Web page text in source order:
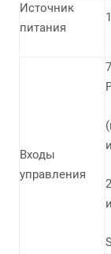
Источник
питания
Входы
управления